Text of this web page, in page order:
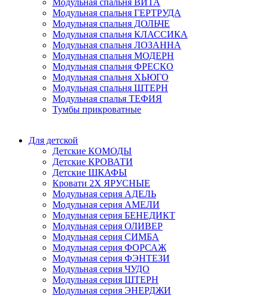
Модульная спальня ГЕРТРУДА
Модульная спальня ДОЛЬЧЕ
Модульная спальня КЛАССИКА
Модульная спальня ЛОЗАННА
Модульная спальня МОДЕРН
Модульная спальня ФРЕСКО
Модульная спальня ХЬЮГО
Модульная спальня ШТЕРН
Модульная спалья ТЕФИЯ
Тумбы прикроватные
Для детской
Детские КОМОДЫ
Детские КРОВАТИ
Детские ШКАФЫ
Кровати 2Х ЯРУСНЫЕ
Модульная серия АДЕЛЬ
Модульная серия АМЕЛИ
Модульная серия БЕНЕДИКТ
Модульная серия ОЛИВЕР
Модульная серия СИМБА
Модульная серия ФОРСАЖ
Модульная серия ФЭНТЕЗИ
Модульная серия ЧУДО
Модульная серия ШТЕРН
Модульная серия ЭНЕРДЖИ